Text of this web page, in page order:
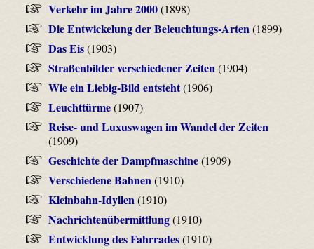
Verkehr im Jahre 2000(1898)
Die Entwickelung der Beleuchtungs-Arten(1899)
Das Eis(1903)
Straßenbilder verschiedener Zeiten(1904)
Wie ein Liebig-Bild entsteht(1906)
Leuchttürme(1907)
Reise- und Luxuswagen im Wandel der Zeiten
(1909)
Geschichte der Dampfmaschine(1909)
Verschiedene Bahnen(1910)
Kleinbahn-Idyllen(1910)
Nachrichtenübermittlung(1910)
Entwicklung des Fahrrades(1910)